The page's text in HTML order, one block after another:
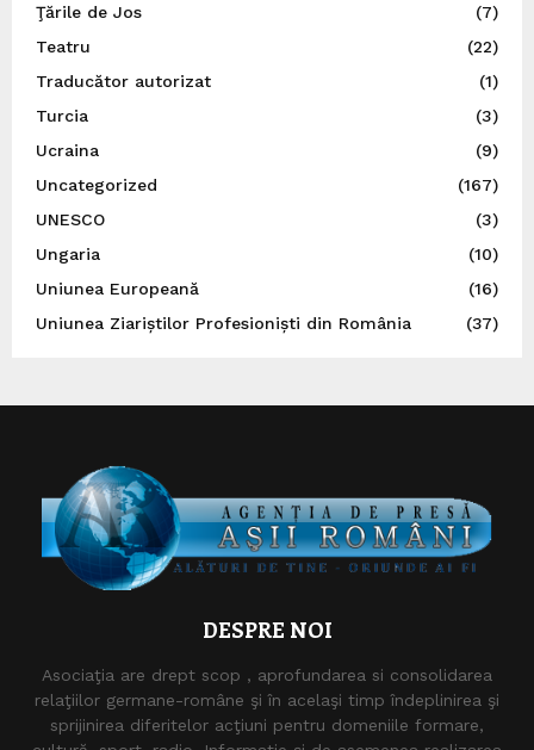
Ţările de Jos
(7)
Teatru
(22)
Traducător autorizat
(1)
Turcia
(3)
Ucraina
(9)
Uncategorized
(167)
UNESCO
(3)
Ungaria
(10)
Uniunea Europeană
(16)
Uniunea Ziariștilor Profesioniști din România
(37)
DESPRE NOI
Asociaţia are drept scop , aprofundarea si consolidarea
relaţiilor germane-române şi în acelaşi timp îndeplinirea şi
sprijinirea diferitelor acţiuni pentru domeniile formare,